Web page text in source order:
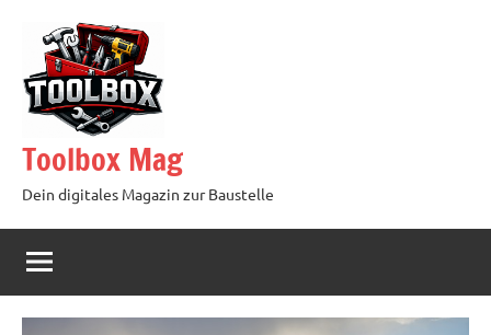
springen
Toolbox Mag
Dein digitales Magazin zur Baustelle